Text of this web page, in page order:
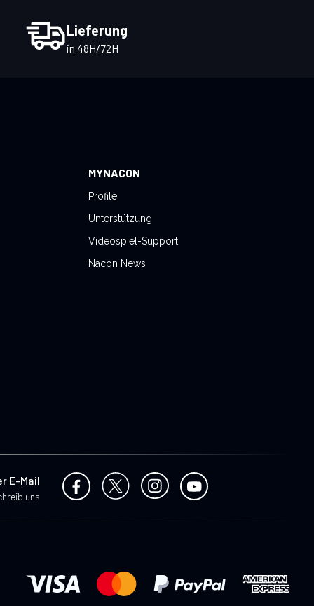
Lieferung
in 48H/72H
MYNACON
Profile
Unterstützung
Videospiel-Support
Nacon News
E-Mail
uns